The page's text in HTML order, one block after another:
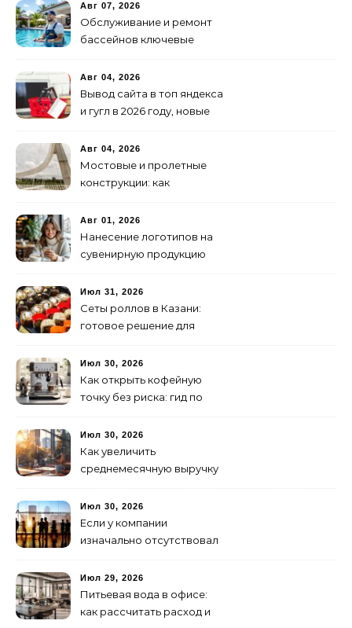
Авг 07, 2026
Обслуживание и ремонт
бассейнов ключевые
Авг 04, 2026
Вывод сайта в топ яндекса
и гугл в 2026 году, новые
Авг 04, 2026
Мостовые и пролетные
конструкции: как
изготовление и поставку
Авг 01, 2026
Нанесение логотипов на
сувенирную продукцию
Июл 31, 2026
Сеты роллов в Казани:
готовое решение для
друзьями
Июл 30, 2026
Как открыть кофейную
точку без риска: гид по
Июл 30, 2026
Как увеличить
среднемесячную выручку
лишних затрат
Июл 30, 2026
Если у компании
изначально отсутствовал
как не утонуть в хаосе
Июл 29, 2026
Питьевая вода в офисе:
как рассчитать расход и